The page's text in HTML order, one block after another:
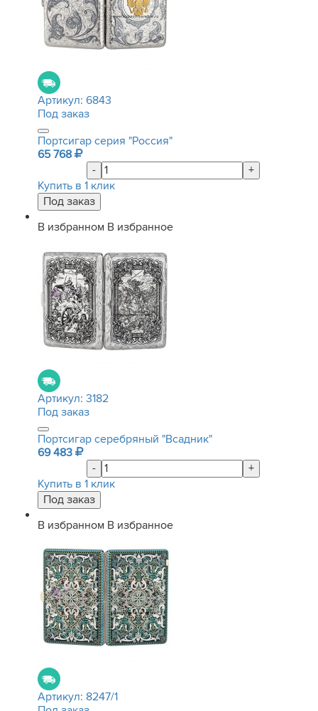
Артикул: 6843
Под заказ
Портсигар серия "Россия"
65 768
-
+
Купить в 1 клик
В избранном В избранное
Артикул: 3182
Под заказ
Портсигар серебряный "Всадник"
69 483
-
+
Купить в 1 клик
В избранном В избранное
Артикул: 8247/1